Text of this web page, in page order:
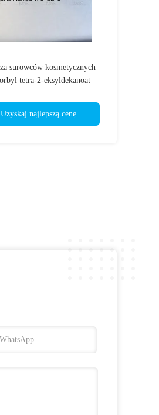
surowców kosmetycznych
tetra-2-eksyldekanoat
Uzyskaj najlepszą cenę